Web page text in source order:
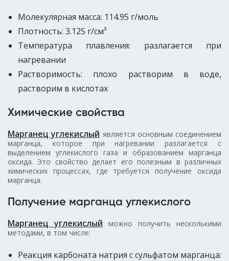
Молекулярная масса: 114.95 г/моль
Плотность: 3.125 г/см³
Температура плавления: разлагается при
нагревании
Растворимость: плохо растворим в воде,
растворим в кислотах
Химические свойства
Марганец углекислый является основным соединением
марганца, которое при нагревании разлагается с
выделением углекислого газа и образованием марганца
оксида. Это свойство делает его полезным в различных
химических процессах, где требуется получение оксида
марганца.
Получение марганца углекислого
Марганец углекислый можно получить несколькими
методами, в том числе:
Реакция карбоната натрия с сульфатом марганца: